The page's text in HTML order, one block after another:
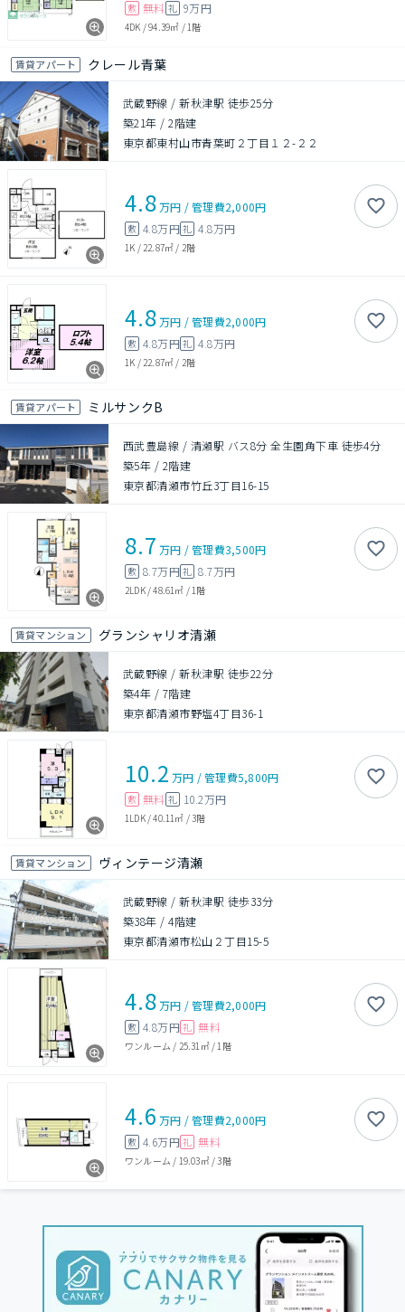
敷 無料 礼 9万円
4DK /94.39㎡ /1階
賃貸アパート クレール青葉
武蔵野線 / 新秋津駅 徒歩25分
築21年 /2階建
東京都東村山市青葉町２丁目１２-２２
4.8万円 /管理費2,000円
敷 4.8万円礼 4.8万円
1K / 22.87㎡ / 2階
4.8万円 /管理費2,000円
敷 4.8万円礼 4.8万円
1K / 22.87㎡ / 2階
賃貸アパート ミルサンクB
西武豊島線 / 清瀬駅 バス8分 全生園角下車 徒歩4分
築5年 / 2階建
東京都清瀬市竹丘3丁目16-15
8.7 万円 /管理費3,500円
敷 8.7万円礼 8.7万円
2LDK/48.61㎡ / 1階
賃貸マンション グランシャリオ清瀬
武蔵野線 / 新秋津駅 徒歩22分
築4年 / 7階建
東京都清瀬市野塩4丁目36-1
10.2 万円 /管理費5,800円
敷 無料 礼 10.2万円
1LDK/40.11㎡ /3階
賃貸マンション ヴィンテージ清瀬
武蔵野線 / 新秋津駅 徒歩33分
築38年 /4階建
東京都清瀬市松山２丁目15-5
4.8万円 /管理費2,000円
敷 4.8万円 礼 無料
ワンルーム / 25.31㎡/ 1階
4.6 万円 /管理費2,000円
敷 4.6万円 礼 無料
ワンルーム / 19.03㎡/3階